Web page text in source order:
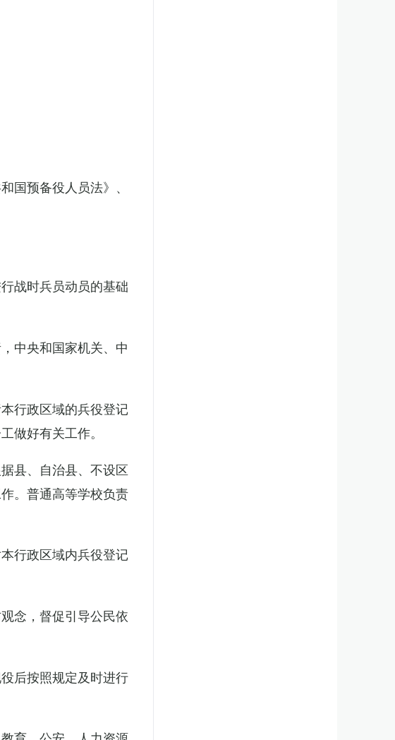
国预备役人员法》、
战时兵员动员的基础
中央和国家机关、中
行政区域的兵役登记
做好有关工作。
县、自治县、不设区
。普通高等学校负责
行政区域内兵役登记
念，督促引导公民依
后按照规定及时进行